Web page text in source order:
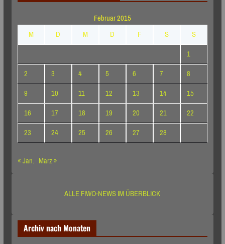
Februar 2015
M
D M D F S
S
1
2
3 4 5 6 7
8
9
10 11 12 13 14
15
16
17 18 19 20 21
22
23
24 25 26 27
28
« Jan. März »
ALLE FIWO-NEWS IM ÜBERBLICK
Archiv nach Monaten